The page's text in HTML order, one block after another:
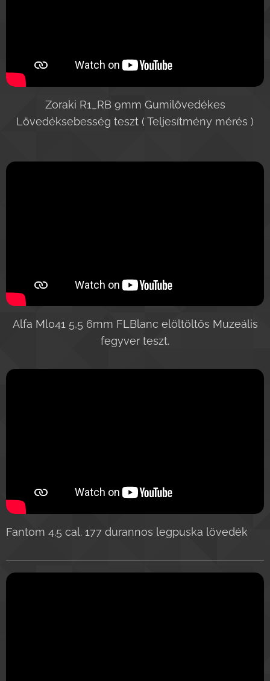
Zoraki R1_RB 9mm Gumilövedékes
Lövedéksebesség teszt ( Teljesítmény mérés )
Alfa Ml041 5,5 6mm FLBlanc elöltöltős Muzeális
fegyver teszt.
Fantom 4.5 cal. 177 durannos legpuska lövedék 🔫